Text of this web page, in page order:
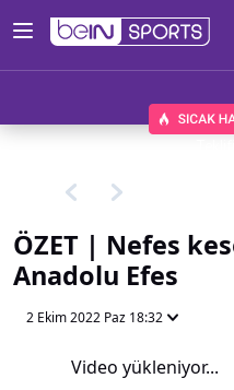
ÖZET | Nefes
Anadolu Efes
2 Ekim 2022 Paz 18:32
Video yükleniyor...